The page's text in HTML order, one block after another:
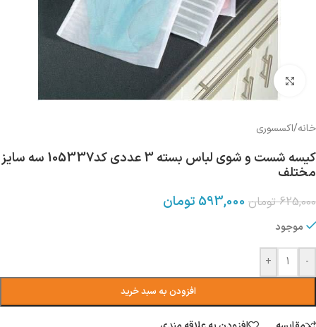
بزرگنمایی تصویر
خانه/اکسسوری
کیسه شست و شوی لباس بسته 3 عددی کد105337 سه سایز
مختلف
625,000 تومان 593,000 تومان
موجود
-
+
افزودن به سبد خرید